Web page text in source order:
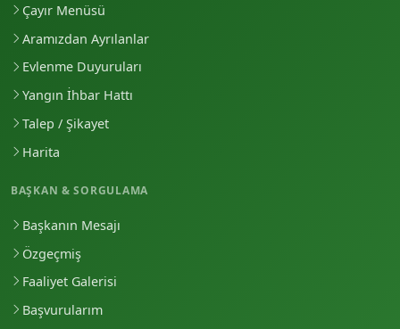
Çayır Menüsü
Aramızdan Ayrılanlar
Evlenme Duyuruları
Yangın İhbar Hattı
Talep / Şikayet
Harita
BAŞKAN & SORGULAMA
Başkanın Mesajı
Özgeçmiş
Faaliyet Galerisi
Başvurularım